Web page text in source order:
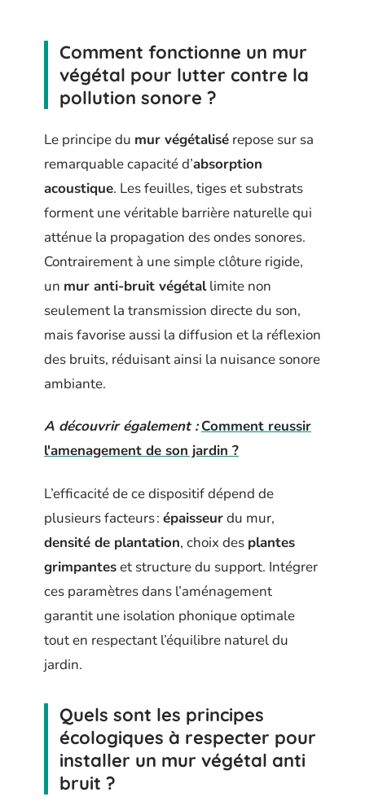
Comment fonctionne un mur
végétal pour lutter contre la
pollution sonore ?
Le principe du mur végétalisé repose sur sa
remarquable capacité d’absorption
acoustique. Les feuilles, tiges et substrats
forment une véritable barrière naturelle qui
atténue la propagation des ondes sonores.
Contrairement à une simple clôture rigide,
un mur anti-bruit végétallimite non
seulement la transmission directe du son,
mais favorise aussi la diffusion et la réflexion
des bruits, réduisant ainsi la nuisance sonore
ambiante.
A découvrir également : Comment reussir
l'amenagement de son jardin ?
L’efficacité de ce dispositif dépend de
plusieurs facteurs : épaisseurdu mur,
densité de plantation, choix des plantes
grimpanteset structure du support. Intégrer
ces paramètres dans l’aménagement
garantit une isolation phonique optimale
tout en respectant l’équilibre naturel du
jardin.
Quels sont les principes
écologiques à respecter pour
installer un mur végétal anti
bruit ?